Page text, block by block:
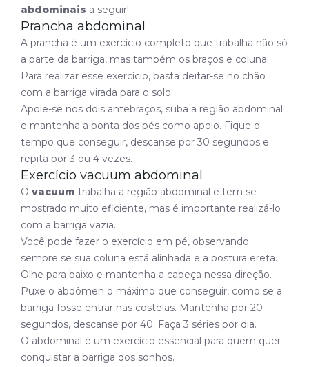
abdominais a seguir!
Prancha abdominal
A prancha é um exercício completo que trabalha não só
a parte da barriga, mas também os braços e coluna.
Para realizar esse exercício, basta deitar-se no chão
com a barriga virada para o solo.
Apoie-se nos dois antebraços, suba a região abdominal
e mantenha a ponta dos pés como apoio. Fique o
tempo que conseguir, descanse por 30 segundos e
repita por 3 ou 4 vezes.
Exercício vacuum abdominal
O vacuum trabalha a região abdominal e tem se
mostrado muito eficiente, mas é importante realizá-lo
com a barriga vazia.
Você pode fazer o exercício em pé, observando
sempre se sua coluna está alinhada e a postura ereta.
Olhe para baixo e mantenha a cabeça nessa direção.
Puxe o abdômen o máximo que conseguir, como se a
barriga fosse entrar nas costelas. Mantenha por 20
segundos, descanse por 40. Faça 3 séries por dia.
O abdominal é um exercício essencial para quem quer
conquistar a barriga dos sonhos.